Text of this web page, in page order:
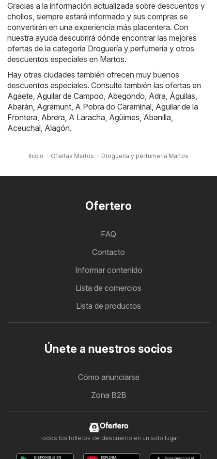
Gracias a la información actualizada sobre descuentos y
chollos, siempre estará informado y sus compras se
convertirán en una experiencia más placentera. Con
nuestra ayuda descubrirá dónde encontrar las mejores
ofertas de la categoría Droguería y perfumería y otros
descuentos especiales en Martos.
Hay otras ciudades también ofrecen muy buenos
descuentos especiales. Consulte también las ofertas en
Agaete Aguilar de Campoo Abegondo Adra Águilas
Abarán Agramunt A Pobra do Caramiñal Aguilar de la
Frontera Abrera A Laracha Agüimes Abanilla
Aceuchal Alagón.
Inicio Ofertas Martos Droguería y perfumería Martos
Ofertero
FAQ
Contacto
Informar contenido
Lista de comercios
Lista de productos
Únete a nuestros socios
Cómo anunciarse
Zona B2B
Ofertero
Todos los folletos de descuento en un solo lugar